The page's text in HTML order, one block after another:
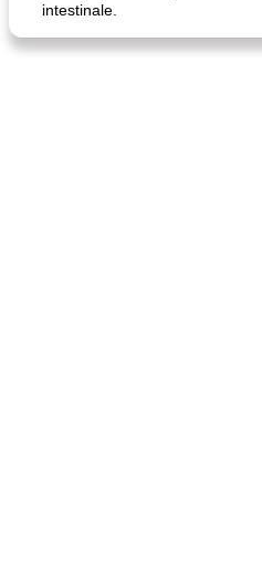
fiesta tostadas
intestinale.